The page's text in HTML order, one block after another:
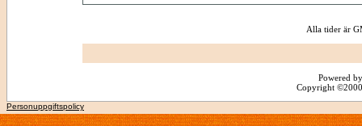
Alla tider är
Powered
Copyright
Personuppgiftspolicy